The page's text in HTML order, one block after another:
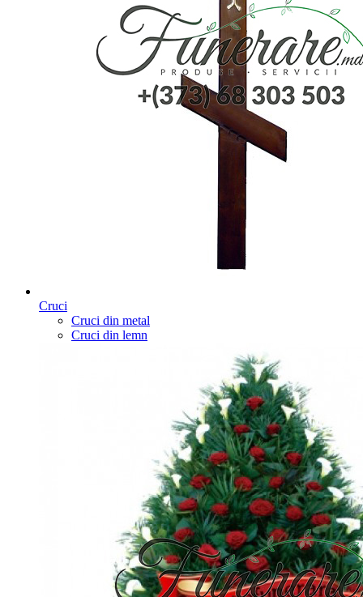
Cruci
Cruci din metal
Cruci din lemn